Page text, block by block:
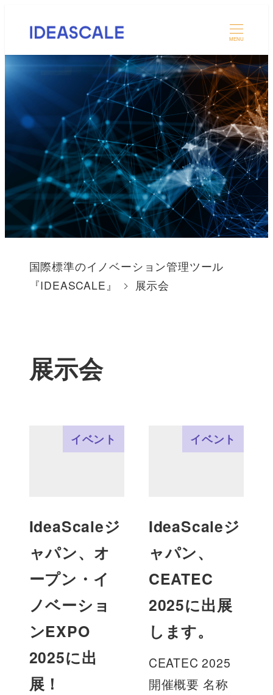
MENU
国際標準のイノベーション管理ツール
『IDEASCALE』
展示会
展示会
イベント
IdeaScaleジ
ャパン、オ
ープン・イ
ノベーショ
ンEXPO
2025に出
展！
イベント
IdeaScaleジ
ャパン、
CEATEC
2025に出展
します。
CEATEC 2025
開催概要 名称